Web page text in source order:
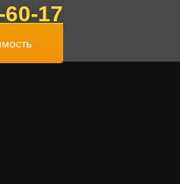
17